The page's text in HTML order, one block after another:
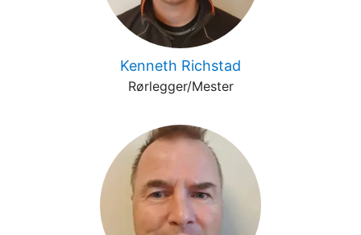
Kenneth Richstad
Rørlegger/Mester